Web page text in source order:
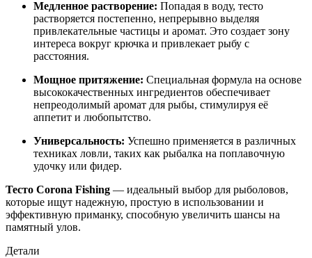
Медленное растворение: Попадая в воду, тесто
растворяется постепенно, непрерывно выделяя
привлекательные частицы и аромат. Это создает зону
интереса вокруг крючка и привлекает рыбу с
расстояния.
Мощное притяжение: Специальная формула на основе
высококачественных ингредиентов обеспечивает
непреодолимый аромат для рыбы, стимулируя её
аппетит и любопытство.
Универсальность: Успешно применяется в различных
техниках ловли, таких как рыбалка на поплавочную
удочку или фидер.
Тесто Corona Fishing — идеальный выбор для рыболовов,
которые ищут надежную, простую в использовании и
эффективную приманку, способную увеличить шансы на
памятный улов.
Детали